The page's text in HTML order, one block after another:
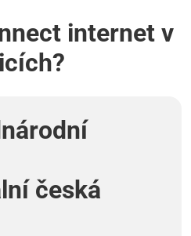
internet v
česká